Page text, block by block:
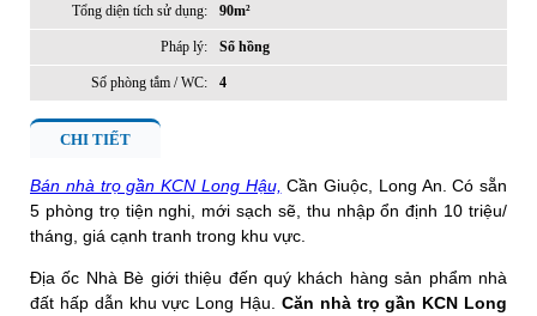
Tổng diện tích sử dụng: 90m²
Pháp lý: Sổ hồng
Số phòng tắm / WC: 4
CHI TIẾT
Bán nhà trọ gần KCN Long Hậu, Cần Giuộc, Long An. Có sẵn
5 phòng trọ tiện nghi, mới sạch sẽ, thu nhập ổn định 10 triệu/
tháng, giá cạnh tranh trong khu vực.
Địa ốc Nhà Bè giới thiệu đến quý khách hàng sản phẩm nhà
đất hấp dẫn khu vực Long Hậu. Căn nhà trọ gần KCN Long